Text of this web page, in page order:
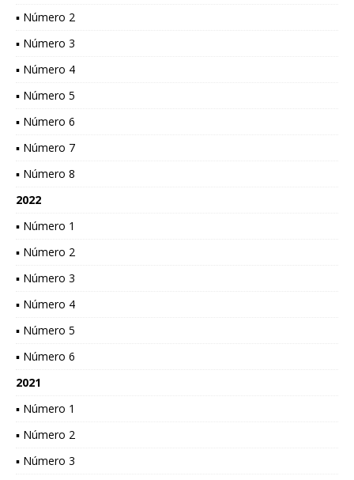
▪ Número 2
▪ Número 3
▪ Número 4
▪ Número 5
▪ Número 6
▪ Número 7
▪ Número 8
2022
▪ Número 1
▪ Número 2
▪ Número 3
▪ Número 4
▪ Número 5
▪ Número 6
2021
▪ Número 1
▪ Número 2
▪ Número 3